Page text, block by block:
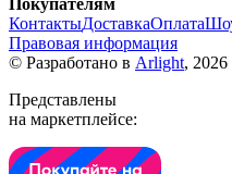
Покупателям
КонтактыДоставкаОплата
Правовая информация
© Разработано в Arlight, 2026
Представлены
на маркетплейсе: